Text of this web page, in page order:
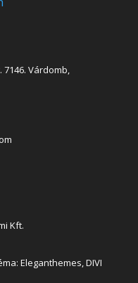
7146. Várdomb,
Kft.
Eleganthemes, DIVI